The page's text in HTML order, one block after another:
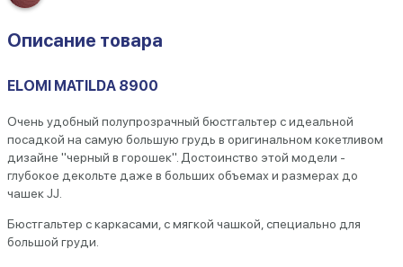
Описание товара
ELOMI MATILDA 8900
Очень удобный полупрозрачный бюстгальтер с идеальной
посадкой на самую большую грудь в оригинальном кокетливом
дизайне "черный в горошек". Достоинство этой модели -
глубокое декольте даже в больших объемах и размерах до
чашек JJ.
Бюстгальтер с каркасами, с мягкой чашкой, специально для
большой груди.